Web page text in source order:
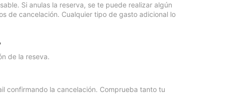
Si anulas la reserva, se te puede realizar algún
de cancelación. Cualquier tipo de gasto adicional lo
de la reseva.
confirmando la cancelación. Comprueba tanto tu